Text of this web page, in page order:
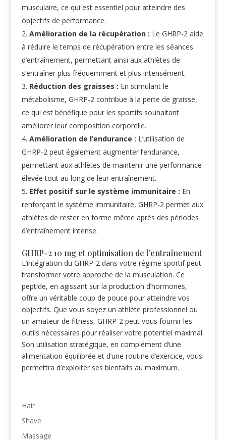
musculaire, ce qui est essentiel pour atteindre des
objectifs de performance.
Amélioration de la récupération : Le GHRP-2 aide
à réduire le temps de récupération entre les séances
d’entraînement, permettant ainsi aux athlètes de
s’entraîner plus fréquemment et plus intensément.
Réduction des graisses : En stimulant le
métabolisme, GHRP-2 contribue à la perte de graisse,
ce qui est bénéfique pour les sportifs souhaitant
améliorer leur composition corporelle.
Amélioration de l’endurance : L’utilisation de
GHRP-2 peut également augmenter l’endurance,
permettant aux athlètes de maintenir une performance
élevée tout au long de leur entraînement.
Effet positif sur le système immunitaire : En
renforçant le système immunitaire, GHRP-2 permet aux
athlètes de rester en forme même après des périodes
d’entraînement intense.
GHRP-2 10 mg et optimisation de l’entraînement
L’intégration du GHRP-2 dans votre régime sportif peut
transformer votre approche de la musculation. Ce
peptide, en agissant sur la production d’hormones,
offre un véritable coup de pouce pour atteindre vos
objectifs. Que vous soyez un athlète professionnel ou
un amateur de fitness, GHRP-2 peut vous fournir les
outils nécessaires pour réaliser votre potentiel maximal.
Son utilisation stratégique, en complément d’une
alimentation équilibrée et d’une routine d’exercice, vous
permettra d’exploiter ses bienfaits au maximum.
Hair
Shave
Massage